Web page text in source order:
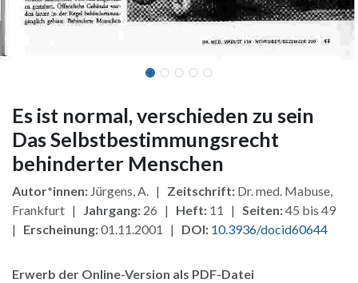
Es ist normal, verschieden zu sein
Das Selbstbestimmungsrecht
behinderter Menschen
Autor*innen: Jürgens, A. | Zeitschrift: Dr. med. Mabuse,
Frankfurt | Jahrgang: 26 | Heft: 11 | Seiten:45 bis 49
| Erscheinung:01.11.2001 | DOI: 10.3936/docid60644
Erwerb der Online-Version als PDF-Datei